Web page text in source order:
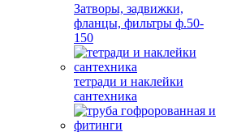
Затворы, задвижки,
фланцы, фильтры ф.50-
150
тетради и наклейки
сантехника